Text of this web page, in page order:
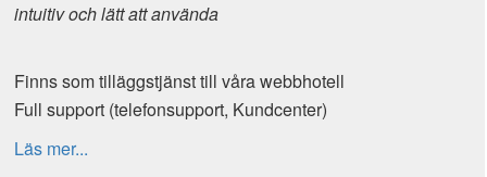
intuitiv och lätt att använda
Finns som tilläggstjänst till våra webbhotell
Full support (telefonsupport, Kundcenter)
Läs mer...